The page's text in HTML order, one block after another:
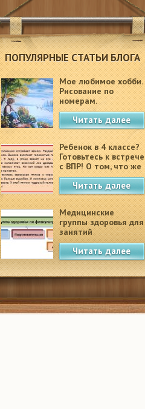
ПОПУЛЯРНЫЕ СТАТЬИ БЛОГА
Мое любимое хобби.
Рисование по
номерам.
Читать далее
Ребенок в 4 классе?
Готовьтесь к встрече
с ВПР! О том, что же
это такое.
Читать далее
Медицинские
группы здоровья для
занятий
физкультурой в
школеЧитать далее